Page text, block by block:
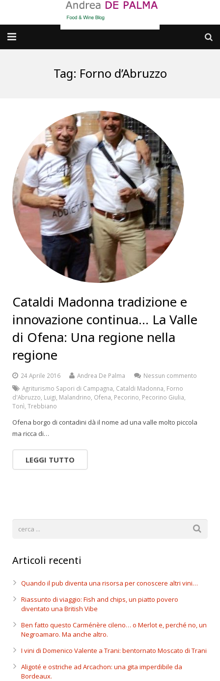
dove MANGIARE
cosa CUCINARE
dove ANDARE
Punti di vista e approfondimenti
Contatti
Tag: Forno d’Abruzzo
Cataldi Madonna tradizione e
innovazione continua… La Valle
di Ofena: Una regione nella
regione
24 Aprile 2016 Andrea De Palma
Nessun commento
Agriturismo Sapori di Campagna Cataldi Madonna Forno
d'Abruzzo Luigi Malandrino Ofena Pecorino Pecorino Giulia
Tonì Trebbiano
Ofena borgo di contadini dà il nome ad una valle molto piccola
ma ricca di…
LEGGI TUTTO
Articoli recenti
Quando il pub diventa una risorsa per conoscere altri vini…
Riassunto di viaggio: Fish and chips, un piatto povero
diventato una British Vibe
Ben fatto questo Carménère cileno… o Merlot e, perché no, un
Negroamaro. Ma anche altro.
I vini di Domenico Valente a Trani: bentornato Moscato di Trani
Aligoté e ostriche ad Arcachon: una gita imperdibile da
Bordeaux.